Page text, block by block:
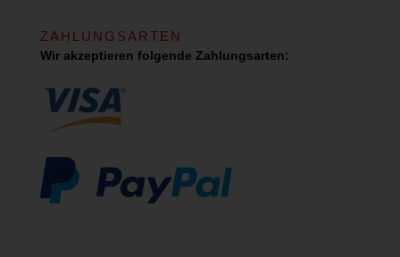
ZAHLUNGSARTEN
Wir akzeptieren folgende Zahlungsarten: